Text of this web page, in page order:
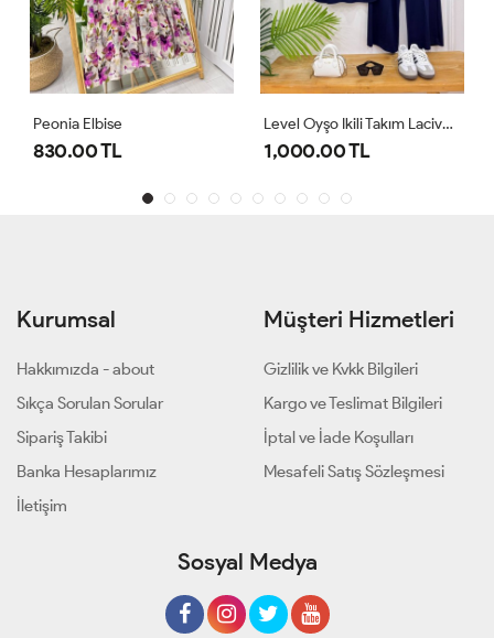
Elbise
TL
Level Oyşo Ikili Takım Lacivert
1,000.00 TL
Zeren
Kurumsal
Hakkımızda - about
Sıkça Sorulan Sorular
Sipariş Takibi
Banka Hesaplarımız
İletişim
Müşteri Hizmetleri
Gizlilik ve Kvkk Bilgileri
Kargo ve Teslimat Bilgileri
İptal ve İade Koşulları
Mesafeli Satış Sözleşmesi
Sosyal Medya